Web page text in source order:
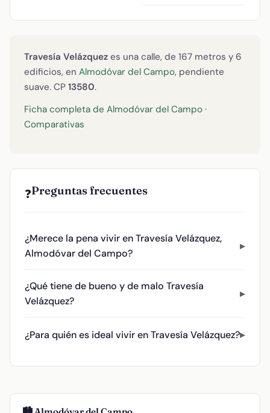
Travesía Velázquez es una calle, de 167 metros y 6
edificios, en Almodóvar del Campo, pendiente
suave. CP 13580.
Ficha completa de Almodóvar del Campo ·
Comparativas
❓Preguntas frecuentes
¿Merece la pena vivir en Travesía Velázquez,
Almodóvar del Campo?
¿Qué tiene de bueno y de malo Travesía
Velázquez?
¿Para quién es ideal vivir en Travesía Velázquez?